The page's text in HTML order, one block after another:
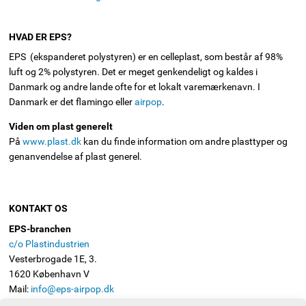
HVAD ER EPS?
EPS (ekspanderet polystyren) er en celleplast, som består af 98%
luft og 2% polystyren. Det er meget genkendeligt og kaldes i
Danmark og andre lande ofte for et lokalt varemærkenavn. I
Danmark er det flamingo ellerairpop.
Viden om plast generelt
Påwww.plast.dk kan du finde information om andre plasttyper og
genanvendelse af plast generel.
KONTAKT OS
EPS-branchen
c/o Plastindustrien
Vesterbrogade 1E, 3.
1620 København V
Mail: info@eps-airpop.dk